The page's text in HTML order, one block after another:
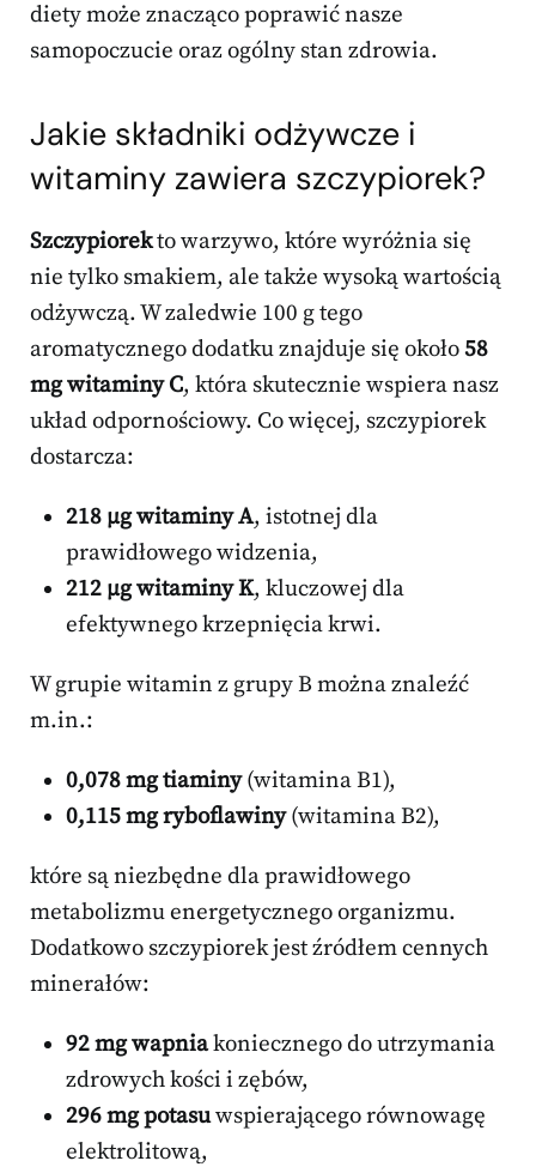
diety może znacząco poprawić nasze
samopoczucie oraz ogólny stan zdrowia.
Jakie składniki odżywcze i
witaminy zawiera szczypiorek?
Szczypiorekto warzywo, które wyróżnia się
nie tylko smakiem, ale także wysoką wartością
odżywczą. W zaledwie 100 g tego
aromatycznego dodatku znajduje się około58
mg witaminy C, która skutecznie wspiera nasz
układ odpornościowy. Co więcej, szczypiorek
dostarcza:
218 µg witaminy A, istotnej dla
prawidłowego widzenia,
212 µg witaminy K, kluczowej dla
efektywnego krzepnięcia krwi.
W grupie witamin z grupy B można znaleźć
m.in.:
0,078 mg tiaminy(witamina B1),
0,115 mg ryboflawiny(witamina B2),
które są niezbędne dla prawidłowego
metabolizmu energetycznego organizmu.
Dodatkowo szczypiorek jest źródłem cennych
minerałów:
92 mg wapniakoniecznego do utrzymania
zdrowych kości i zębów,
296 mg potasuwspierającego równowagę
elektrolitową,